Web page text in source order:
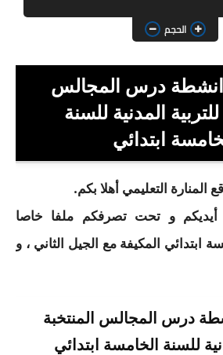
السنة الرابعة ابتدائي
السنة الخامسة ابتدائي
شهادة التعليم الابتدائي
تزيين القسم
التعليم المتوسط
السنة الاولى متوسط
السنة الرابعة متوسط
الحجم
درس المجالس
المدنية للسنة
ابتدائي
المنارة التعليمي أهلا بكم.
و تحت تصرفكم ملفا خاصا
ابتدائي المكيفة مع الجيل الثاني ، و
درس المجالس المنتخبة
للسنة الخامسة ابتدائي